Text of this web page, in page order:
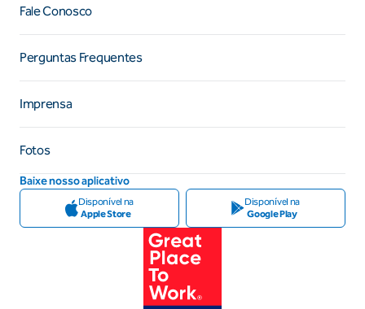
Fale Conosco
Perguntas Frequentes
Imprensa
Fotos
Baixe nosso aplicativo
Disponível na
Apple Store
Disponível na
Google Play